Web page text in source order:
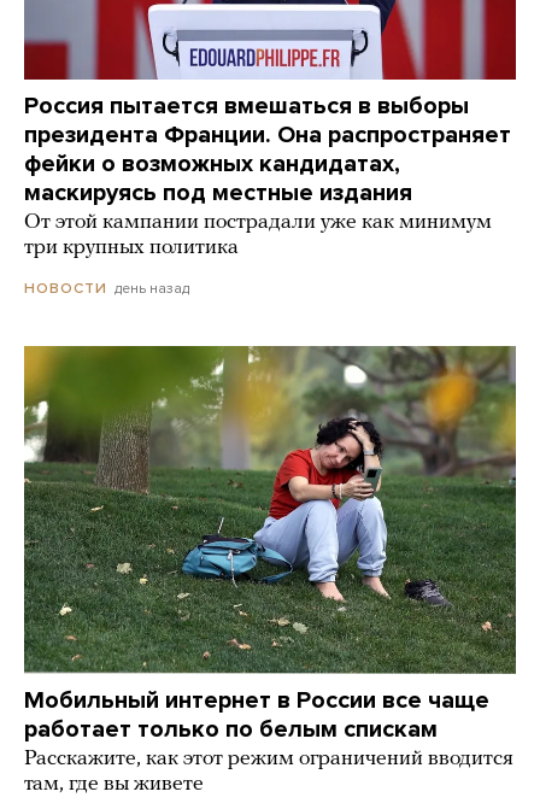
Россия пытается вмешаться в выборы
президента Франции. Она распространяет
фейки о возможных кандидатах,
маскируясь под местные издания
От этой кампании пострадали уже как минимум
три крупных политика
НОВОСТИ день назад
Мобильный интернет в России все чаще
работает только по белым спискам
Расскажите, как этот режим ограничений вводится
там, где вы живете